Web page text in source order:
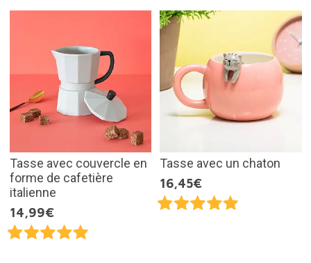
Tasse avec couvercle en
forme de cafetière
italienne
14,99€
Tasse avec un chaton
16,45€